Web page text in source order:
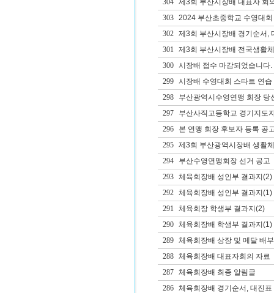
304
제3회 부산시장배 대표자 회
303
2024 부산초중학교 수영대회
302
제3회 부산시장배 경기순서,
301
제3회 부산시장배 전국생활
300
시장배 접수 마감되었습니다.
299
시장배 수영대회 스타트 연
298
부산광역시수영연맹 회장 당
297
부산사직고등학교 경기지도
296
본 연맹 회장 후보자 등록 공
295
제3회 부산광역시장배 생활
294
부산수영연맹회장 선거 공고
293
체육회장배 성인부 결과지(2)
292
체육회장배 성인부 결과지(1)
291
체육회장 학생부 결과지(2)
290
체육회장배 학생부 결과지(1)
289
체육회장배 상장 및 메달 배
288
체육회장배 대표자회의 자료
287
체육회장배 최종 알림글
286
체육회장배 경기순서, 대진표